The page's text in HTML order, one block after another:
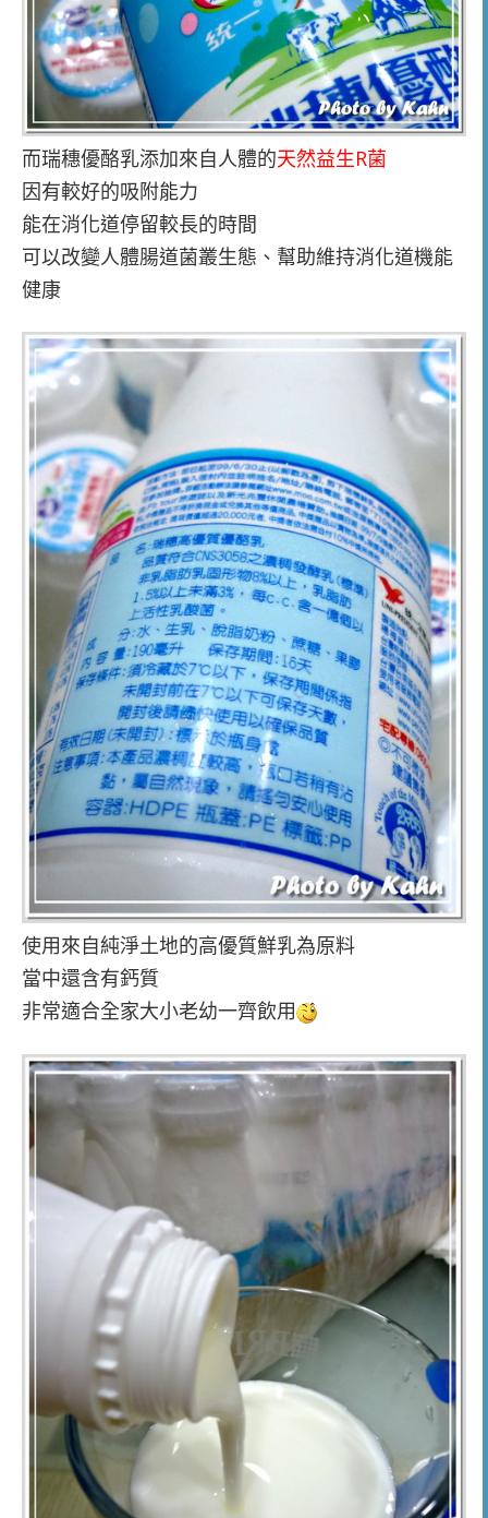
而瑞穗優酪乳添加來自人體的天然益生R菌
因有較好的吸附能力
能在消化道停留較長的時間
可以改變人體腸道菌叢生態、幫助維持消化道機能
健康
使用來自純淨土地的高優質鮮乳為原料
當中還含有鈣質
非常適合全家大小老幼一齊飲用